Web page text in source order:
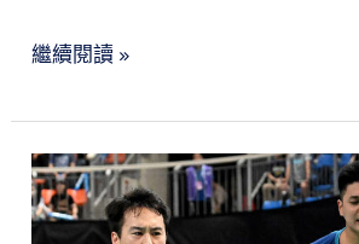
繼續閱讀 »
大